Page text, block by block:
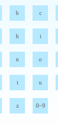
b c
h i
n o
t u
z 0~9